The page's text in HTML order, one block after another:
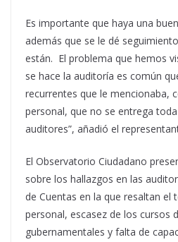
Es importante que haya una
además que se le dé
están. El problema que hemos
se hace la auditoría es común
recurrentes que le mencionaba,
personal, que no se entrega
auditores”, añadió el
El Observatorio Ciudadano
sobre los hallazgos en las
de Cuentas en la que resaltan el
personal, escasez de los cursos
gubernamentales y falta de